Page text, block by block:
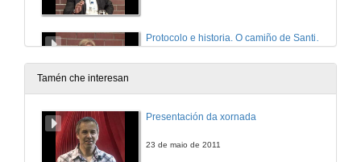
Protocolo e historia. O camiño de Santiago e o Ano Santo Xacobeo. O protocolo milenario.
20 de maio de 2010
Preguntas
Tamén che interesan
Presentación da xornada
23 de maio de 2011